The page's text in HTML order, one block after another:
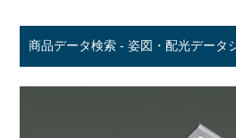
商品データ検索 - 姿図・配光データ